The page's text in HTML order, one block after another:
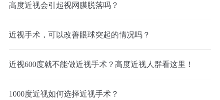
高度近视会引起视网膜脱落吗？
近视手术，可以改善眼球突起的情况吗？
近视600度就不能做近视手术？高度近视人群看这里！
1000度近视如何选择近视手术？